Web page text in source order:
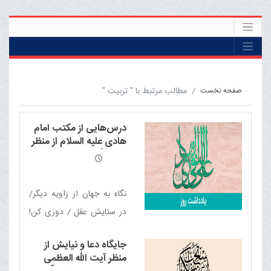
صفحه نخست مطالب مرتبط با " تربیت "
درس‌هایی از مکتب امام
هادی علیه السلام از منظر
آیت الله العظمی مکارم
نگاه به جهان از زاویه دیگر/
در ستایش عقل / دوری کن!
مصیبت‌ها / سرچشمه‌ها /
پذیرش اشتباه / سرنوشت
جایگاه دعا و نیایش از
منظر آیت الله العظمی